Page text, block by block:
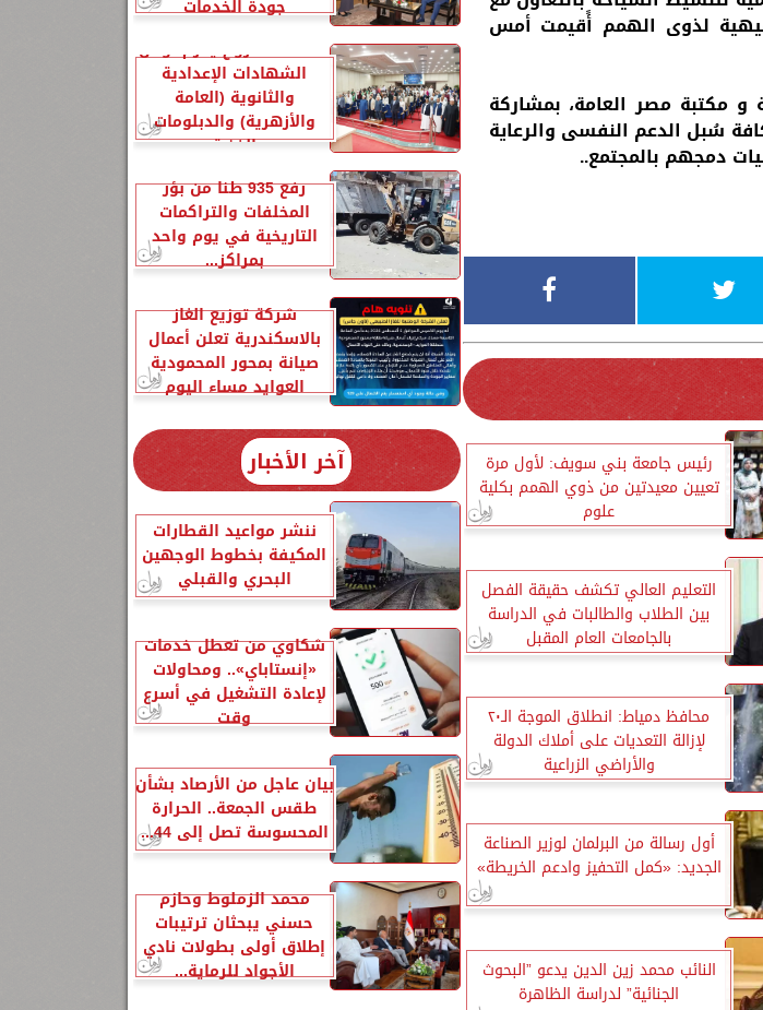
لذوى الهمم أًقيمت أمس
و مكتبة مصر العامة، بمشاركة
سُبل الدعم النفسى والرعاية
دمجهم بالمجتمع..
رئيس جامعة بني سويف: لأول مرة
تعيين معيدتين من ذوي الهمم بكلية
علوم
التعليم العالي تكشف حقيقة الفصل
بين الطلاب والطالبات في الدراسة
بالجامعات العام المقبل
محافظ دمياط: انطلاق الموجة الـ٢٠
لإزالة التعديات على أملاك الدولة
والأراضي الزراعية
أول رسالة من البرلمان لوزير الصناعة
الجديد: «كمل التحفيز وادعم الخريطة»
النائب محمد زين الدين يدعو ”البحوث
الجنائية” لدراسة الظاهرة
جودة الخدمات
محافظ مطروح يكرم أوائل
الشهادات الإعدادية
والثانوية (العامة
والأزهرية) والدبلومات
الفنية
رفع 935 طنًا من بؤر
المخلفات والتراكمات
التاريخية في يوم واحد
بمراكز...
شركة توزيع الغاز
بالاسكندرية تعلن أعمال
صيانة بمحور المحمودية
العوايد مساء اليوم
آخر الأخبار
ننشر مواعيد القطارات
المكيفة بخطوط الوجهين
البحري والقبلي
شكاوي من تعطل خدمات
«إنستاباي».. ومحاولات
لإعادة التشغيل في أسرع
وقت
بيان عاجل من الأرصاد بشأن
طقس الجمعة.. الحرارة
المحسوسة تصل إلى 44...
محمد الزملوط وحازم
حسني يبحثان ترتيبات
إطلاق أولى بطولات نادي
الأجواد للرماية...